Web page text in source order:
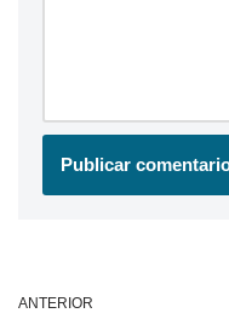
ANTERIOR